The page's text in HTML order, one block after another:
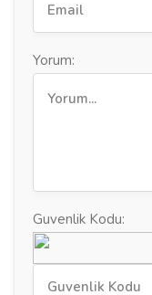
Yorum:
Guvenlik Kodu: